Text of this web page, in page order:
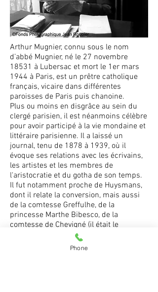
Arthur Mugnier, connu sous le nom
d’abbé Mugnier, né le 27 novembre
18531 à Lubersac et mort le 1er mars
1944 à Paris, est un prêtre catholique
français, vicaire dans différentes
paroisses de Paris puis chanoine.
Plus ou moins en disgrâce au sein du
clergé parisien, il est néanmoins célèbre
pour avoir participé à la vie mondaine et
littéraire parisienne. Il a laissé un
journal, tenu de 1878 à 1939, où il
évoque ses relations avec les écrivains,
les artistes et les membres de
l'aristocratie et du gotha de son temps.
Il fut notamment proche de Huysmans,
dont il relate la conversion, mais aussi
de la comtesse Greffulhe, de la
princesse Marthe Bibesco, de la
comtesse de Chevigné (il était le
de ces deux dernières), de la
Anna de Noailles
Phone